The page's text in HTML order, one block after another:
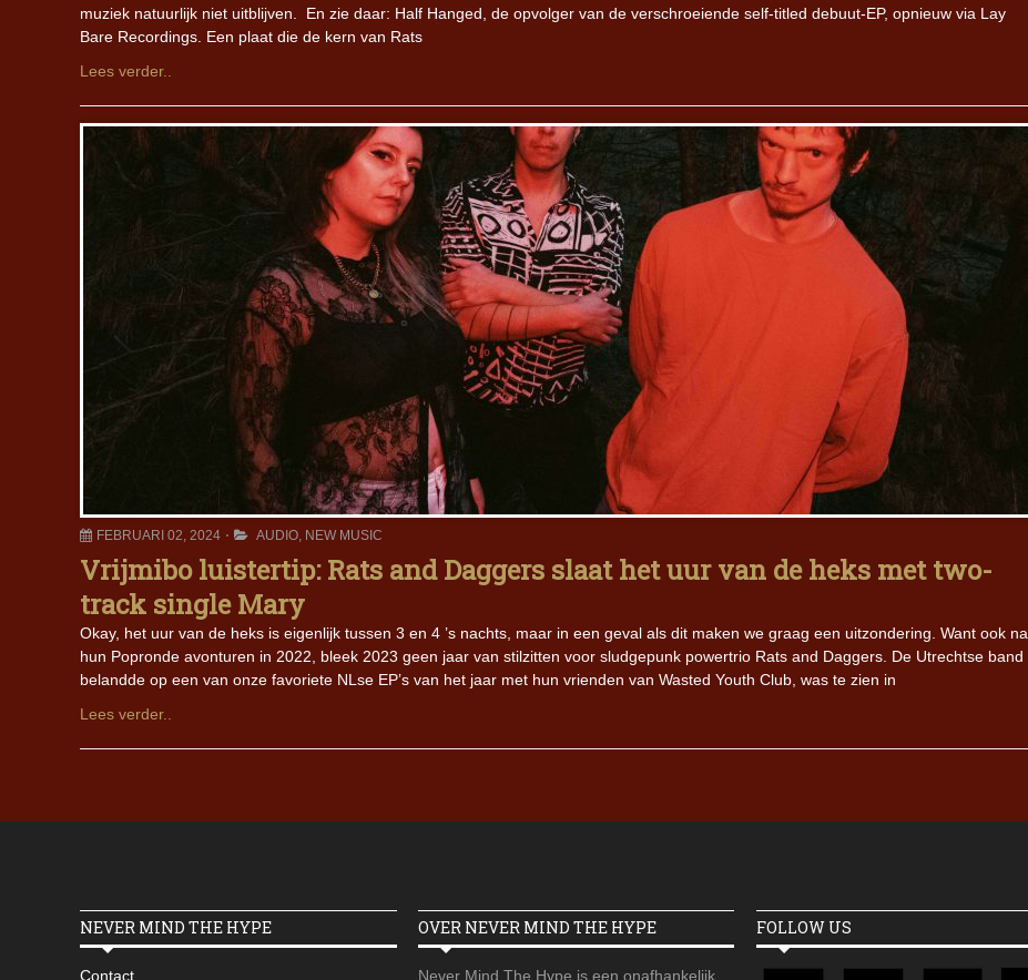
muziek natuurlijk niet uitblijven. En zie daar: Half Hanged, de opvolger van de verschroeiende self-titled debuut-EP, opnieuw via Lay
Bare Recordings. Een plaat die de kern van Rats
Lees verder..
FEBRUARI 02, 2024 AUDIO, NEW MUSIC
Vrijmibo luistertip: Rats and Daggers slaat het uur van de heks met two-
track single Mary
Okay, het uur van de heks is eigenlijk tussen 3 en 4 ’s nachts, maar in een geval als dit maken we graag een uitzondering. Want ook na
hun Popronde avonturen in 2022, bleek 2023 geen jaar van stilzitten voor sludgepunk powertrio Rats and Daggers. De Utrechtse band
belandde op een van onze favoriete NLse EP’s van het jaar met hun vrienden van Wasted Youth Club, was te zien in
Lees verder..
Futurist en munt Reich and
Roll-stijl
NEVER MIND THE HYPE
Contact
OVER NEVER MIND THE HYPE
Never Mind The Hype is een onafhankelijk
FOLLOW US